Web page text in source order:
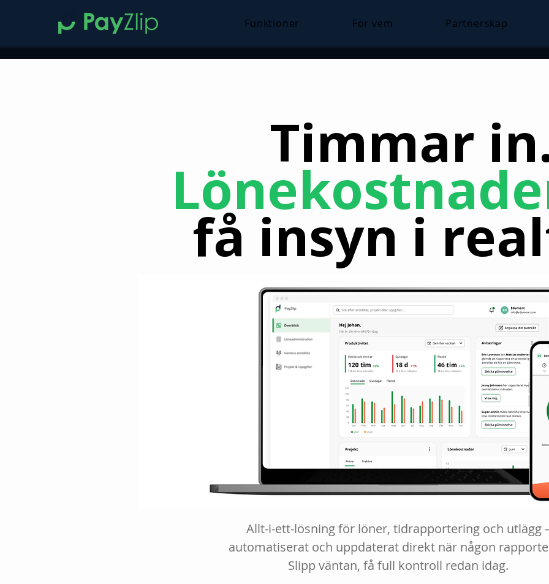
Funktioner För vem Partnerskap
Timmar
få insyn i
Allt-i-ett-lösning för löner, tidrapportering och utlägg
automatiserat och uppdaterat direkt när någon
Slipp väntan, få full kontroll redan idag.